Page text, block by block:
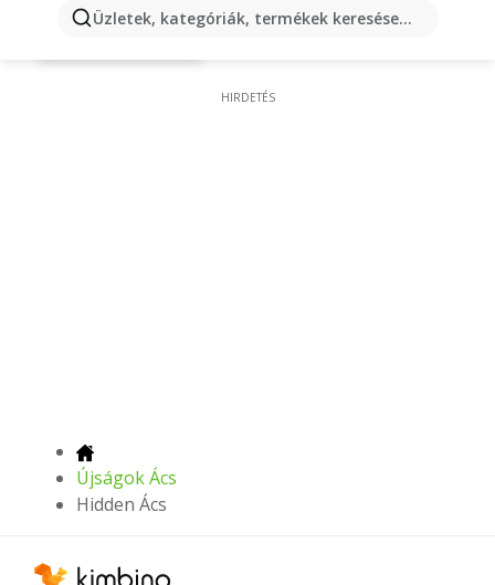
Üzletek, kategóriák, termékek keresése...
HIRDETÉS
Újságok Ács
Hidden Ács